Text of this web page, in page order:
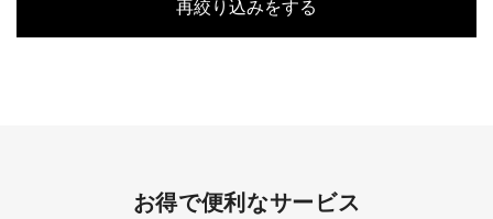
再絞り込みをする
お得で便利なサービス